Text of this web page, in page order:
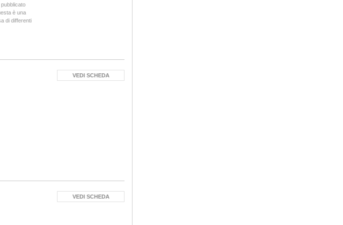
è una
di differenti
VEDI SCHEDA
VEDI SCHEDA